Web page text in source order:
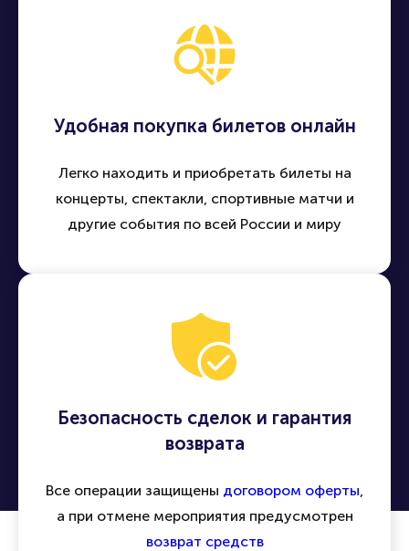
Удобная покупка билетов онлайн
Легко находить и приобретать билеты на
концерты, спектакли, спортивные матчи и
другие события по всей России и миру
Безопасность сделок и гарантия
возврата
Все операции защищены договором оферты,
а при отмене мероприятия предусмотрен
возврат средств